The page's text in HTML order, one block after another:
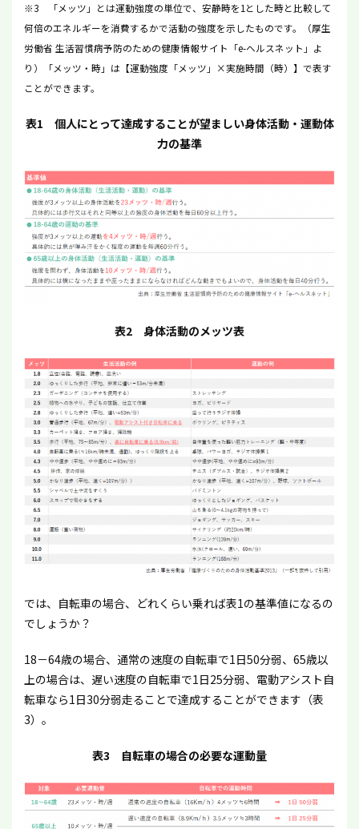
※3 「メッツ」とは運動強度の単位で、安静時を1とした時と比較して
何倍のエネルギーを消費するかで活動の強度を示したものです。（厚生
労働省 生活習慣病予防のための健康情報サイト「e-ヘルスネット」よ
り）
「メッツ・時」は【運動強度「メッツ」×実施時間（時）】で表す
ことができます。
表1 個人にとって達成することが望ましい身体活動・運動体
力の基準
表2 身体活動のメッツ表
では、自転車の場合、どれくらい乗れば表1の基準値になるの
でしょうか？
18－64歳の場合、通常の速度の自転車で1日50分弱、65歳以
上の場合は、遅い速度の自転車で1日25分弱、電動アシスト自
転車なら1日30分弱走ることで達成することができます（表
3）。
表3 自転車の場合の必要な運動量